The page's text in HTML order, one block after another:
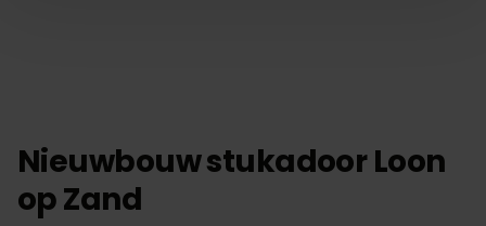
Nieuwbouw stukadoor Loon
op Zand